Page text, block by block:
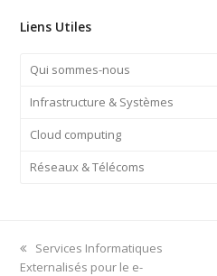
Liens Utiles
Qui sommes-nous
Infrastructure & Systèmes
Cloud computing
Réseaux & Télécoms
previous
post:
Services Informatiques
Externalisés pour le e-